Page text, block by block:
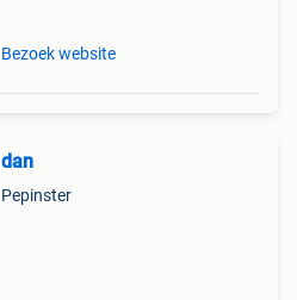
Bezoek website
dan
Pepinster